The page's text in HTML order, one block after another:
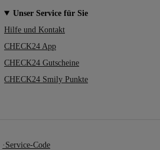
Unser Service für Sie
Hilfe und Kontakt
CHECK24 App
CHECK24 Gutscheine
CHECK24 Smily Punkte
Service-Code